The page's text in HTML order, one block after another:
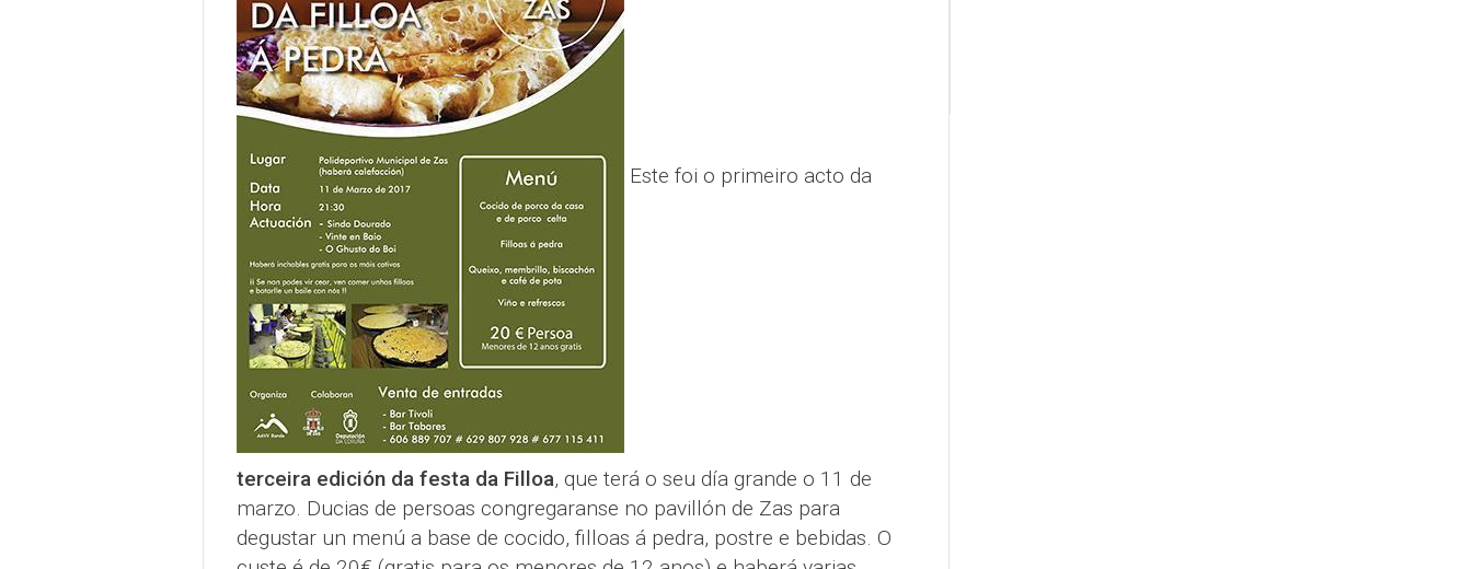
Este foi o primeiro acto da
terceira edición da festa da Filloa, que terá o seu día grande o 11 de
marzo. Ducias de persoas congregaranse no pavillón de Zas para
degustar un menú a base de cocido, filloas á pedra, postre e bebidas. O